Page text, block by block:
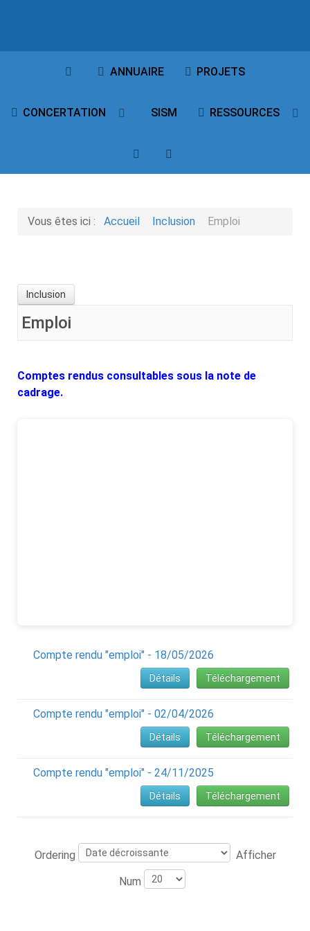
ANNUAIRE PROJETS
CONCERTATION SISM RESSOURCES
Vous êtes ici : Accueil Inclusion Emploi
Inclusion
Emploi
Comptes rendus consultables sous la note de
cadrage.
Compte rendu "emploi" - 18/05/2026
Téléchargement
Détails
Compte rendu "emploi" - 02/04/2026
Téléchargement
Détails
Compte rendu "emploi" - 24/11/2025
Téléchargement
Détails
Ordering
Afficher
Num